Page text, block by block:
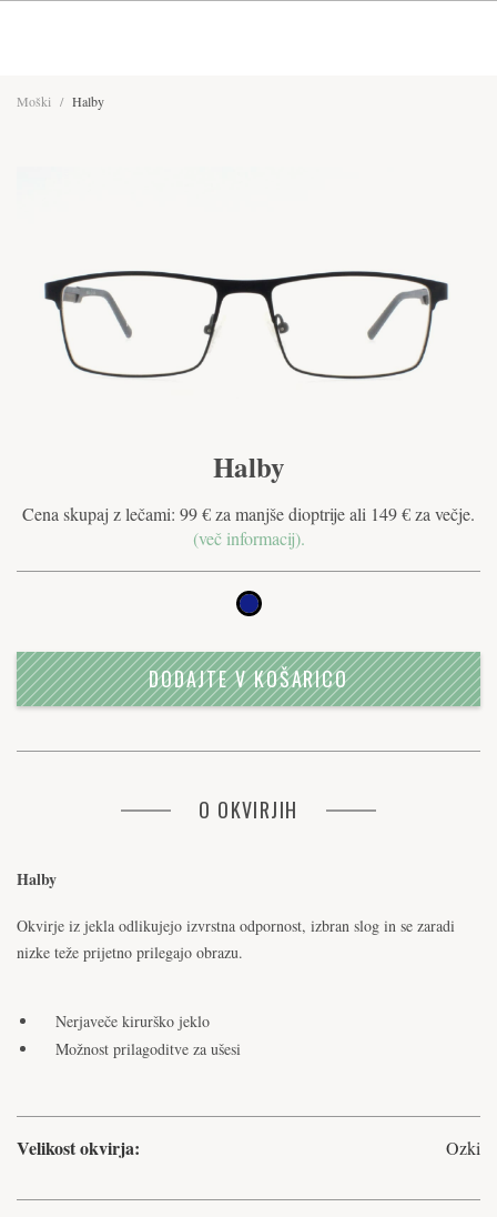
Moški / Halby
Halby
Cena skupaj z lečami: 99 € za manjše dioptrije ali 149 € za večje.
(več informacij).
DODAJTE V KOŠARICO
O OKVIRJIH
Halby
Okvirje iz jekla odlikujejo izvrstna odpornost, izbran slog in se zaradi
nizke teže prijetno prilegajo obrazu.
Nerjaveče kirurško jeklo
Možnost prilagoditve za ušesi
Velikost okvirja: Ozki